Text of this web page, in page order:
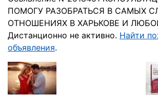
ПОМОГУ РАЗОБРАТЬСЯ В САМЫХ
ОТНОШЕНИЯХ В ХАРЬКОВЕ И
Дистанционно не активно. Найти
объявления.